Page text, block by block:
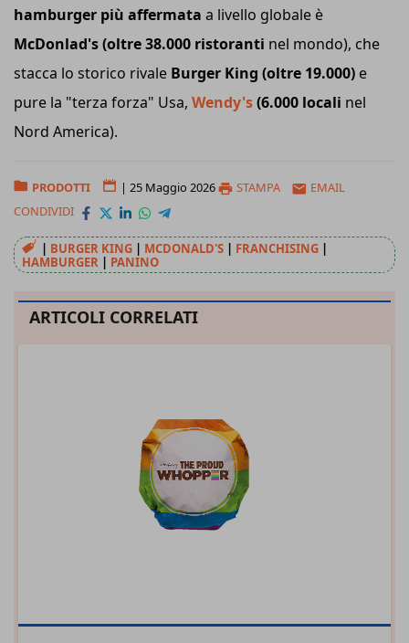
hamburger più affermata a livello globale è
McDonlad's (oltre 38.000 ristoranti nel mondo), che
stacca lo storico rivale Burger King (oltre 19.000) e
pure la "terza forza" Usa, Wendy's(6.000 locali nel
Nord America).
PRODOTTI | 25 Maggio 2026 STAMPA
EMAIL
CONDIVIDI
BURGER KING MCDONALD'S FRANCHISING
HAMBURGER
PANINO
ARTICOLI CORRELATI